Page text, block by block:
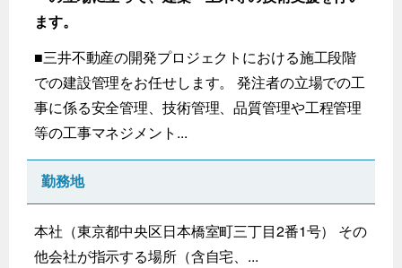
ます。
■三井不動産の開発プロジェクトにおける施工段階
での建設管理をお任せします。 発注者の立場での工
事に係る安全管理、技術管理、品質管理や工程管理
等の工事マネジメント...
勤務地
本社（東京都中央区日本橋室町三丁目2番1号） その
他会社が指示する場所（含自宅、...